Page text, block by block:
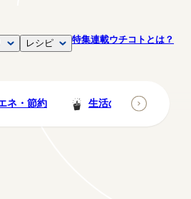
レシピ 特集連載ウチコトとは？
ネ・節約 生活の知恵